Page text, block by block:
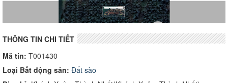
THÔNG TIN CHI TIẾT
Mã tin: T001430
Loại Bất động sản: Đất sào